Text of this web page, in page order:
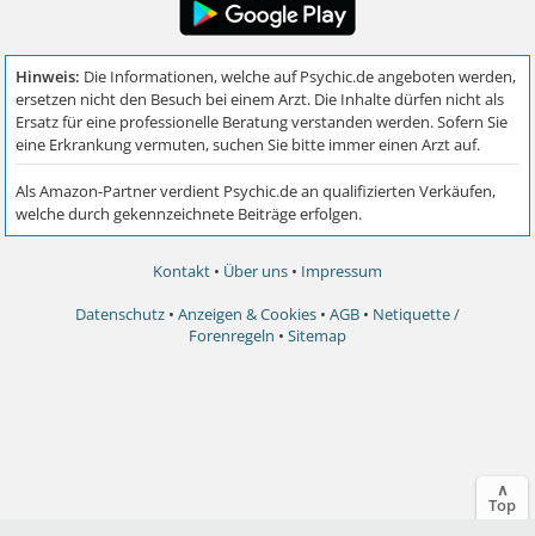
Kontakt • Über uns • Impressum
Datenschutz • Anzeigen & Cookies • AGB • Netiquette /
Forenregeln • Sitemap
∧
Top